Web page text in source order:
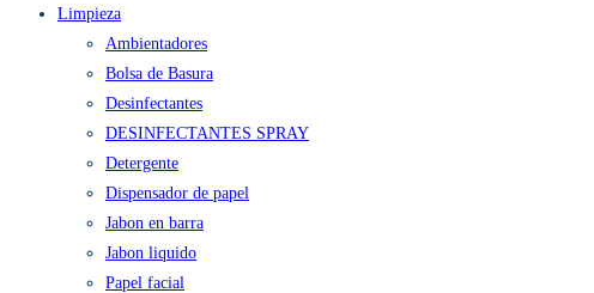
Limpieza
Ambientadores
Bolsa de Basura
Desinfectantes
DESINFECTANTES SPRAY
Detergente
Dispensador de papel
Jabon en barra
Jabon liquido
Papel facial